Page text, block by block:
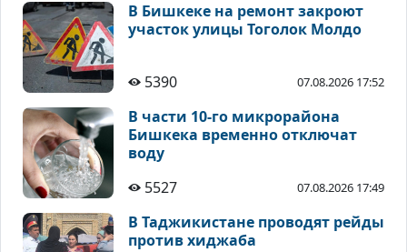
В Бишкеке на ремонт закроют
участок улицы Тоголок Молдо
5390 07.08.2026 17:52
В части 10-го микрорайона
Бишкека временно отключат
воду
5527
07.08.2026 17:49
В Таджикистане проводят рейды
против хиджаба